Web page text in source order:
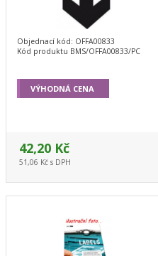
Objednací kód: OFFA00833
Kód produktu BMS/OFFA00833/PC
42,20 Kč
51,06 Kč s DPH
VÝHODNÁ CENA